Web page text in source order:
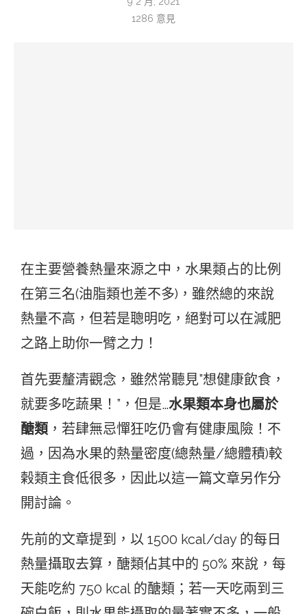
1286 意見
在主要營養熱量來源之中，水果類占的比例
在第三名(油脂類也差不多)，雖然總的來說
熱量不高，但若是聰明吃，絕對可以在減肥
之路上助你一臂之力！
首先要釐清觀念，雖然常聽見”想健康飲食，
就要多吃蔬果！”，但是…水果類本身也屬於
醣類 ，若肆無忌憚狂吃仍會有健康風險！不
過，因為水果的熱量密度(總熱量/總體積)較
榖類主食低很多，因此以這一篇文章另作分
開討論。
先前的文章提到，以 1500 kcal/day 的每日
熱量攝取去算，醣類佔其中的 50% 來說，每
天能吃約 750 kcal 的醣類；若一天吃兩到三